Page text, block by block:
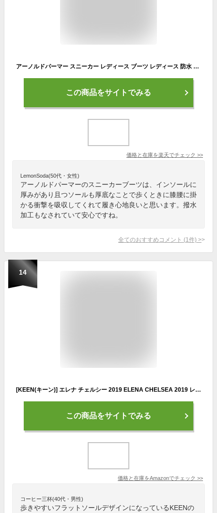
アーノルドパーマー スニーカー レディース ブーツ レディース 防水 ショートブーツ 防寒 撥水 厚底 秋冬 美脚 脚長 軽量 軽い おしゃれ かわいい 歩きやすい 履きやすい 痛くない ブラック 黒 グレー Arnold Palmer 7750
この商品をサイトでみる
価格と在庫を楽天でチェック >>
LemonSoda(50代・女性)
アーノルドパーマーのスニーカーブーツは、インソールに
厚みがあり且つソールも厚底なことで歩くときに膝腰に掛
かる衝撃を吸収してくれて履き心地良いと思います。撥水
加工もなされていて安心ですね。
全てのおすすめコメント (1 件) >
14
[KEEN(キーン)] エレナ チェルシー 2019 ELENA CHELSEA 2019 レディース Triple Black/Black US 7.5(24.5 cm)
この商品をサイトでみる
価格と在庫をAmazonでチェック >>
コーヒー三杯(40代・男性)
歩きやすいフラットソールデザインになっているKEENの